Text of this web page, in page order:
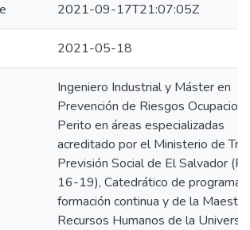
2021-09-17T21:07:05Z
2021-05-18
Ingeniero Industrial y Máster en
Prevención de Riesgos
Perito en áreas especializadas
acreditado por el Ministerio de
Previsión Social de El Salvador
16-19), Catedrático de
formación continua y de la
Recursos Humanos de la